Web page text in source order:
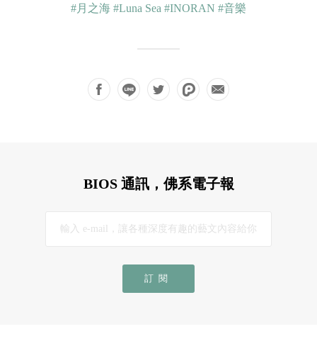
#月之海 #Luna Sea #INORAN #音樂
BIOS 通訊，佛系電子報
訂閱